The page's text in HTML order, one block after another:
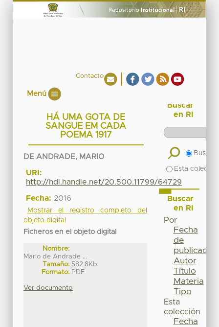
Contacto
Menú
HÁ UMA GOTA DE
SANGUE EM CADA
POEMA 1917
DE ANDRADE, MARIO
URI:
http://hdl.handle.net/20.500.11799/64729
Fecha: 2016
Mostrar el registro completo del
objeto digital
Ficheros en el objeto digital
Nombre:
Mario de Andrade ...
Tamaño: 582.8Kb
Formato: PDF
Ver documento
Buscar
en RI
Buscar
Esta
Buscar
en RI
Por
Fecha
de
publicación
Autor
Título
Materia
Tipo
Esta
colección
Fecha